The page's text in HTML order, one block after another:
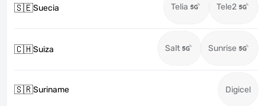
🇸🇪Suecia Telia Tele2
🇨🇭Suiza Salt Sunrise
🇸🇷Suriname Digicel